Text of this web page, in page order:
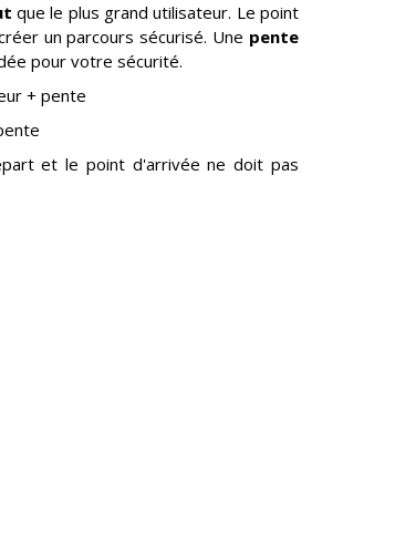
que le plus grand utilisateur. Le point
un parcours sécurisé. Une pente
pour votre sécurité.
+ pente
et le point d'arrivée ne doit pas